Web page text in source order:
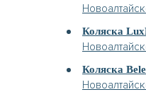
Коляска
Коляска